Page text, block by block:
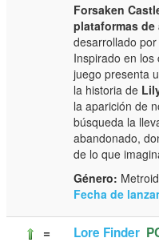
Forsaken
plataformas
desarrollado
Inspirado en
juego presenta
la historia de
la aparición de
búsqueda la
abandonado,
de lo que
Género:
Fecha de
= Lore Finder